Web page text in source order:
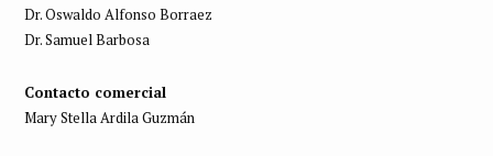
Dr. Oswaldo Alfonso Borraez
Dr. Samuel Barbosa
Contacto comercial
Mary Stella Ardila Guzmán